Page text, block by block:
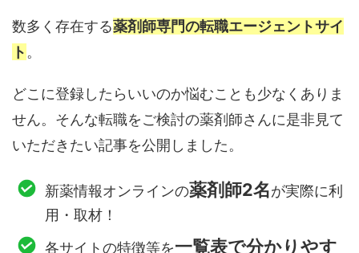
数多く存在する薬剤師専門の転職エージェントサイ
ト 。
どこに登録したらいいのか悩むことも少なくありま
せん。そんな転職をご検討の薬剤師さんに是非見て
いただきたい記事を公開しました。
新薬情報オンラインの薬剤師2名が実際に利
用・取材！
各サイトの特徴等を一覧表で分かりやす